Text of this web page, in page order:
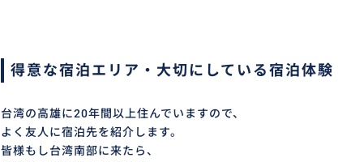
得意な宿泊エリア・大切にしている宿泊体験
台湾の高雄に20年間以上住んでいますので、
よく友人に宿泊先を紹介します。
皆様もし台湾南部に来たら、